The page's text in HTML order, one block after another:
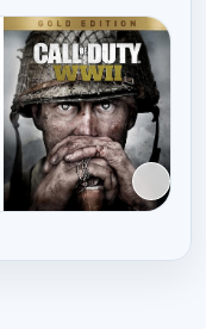
برای افزودن وارد شوید